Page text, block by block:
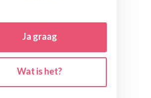
Ja graag
Wat is het?